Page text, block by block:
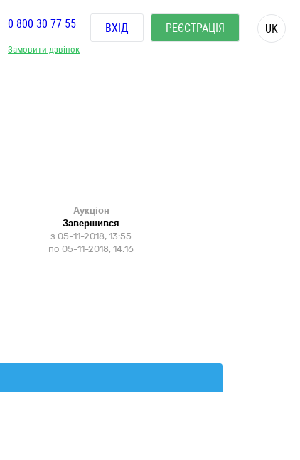
Замовити дзвінок
0 800 30 77 55 ВХІД РЕЄСТРАЦІЯ UK
Аукціон
Завершився
з 05-11-2018, 13:55
по 05-11-2018, 14:16